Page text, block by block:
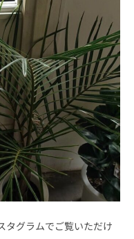
グラムでご覧いただけ